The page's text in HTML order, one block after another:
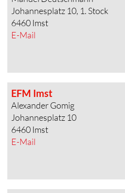
Johannesplatz 10, 1. Stock
6460 Imst
E-Mail
EFM Imst
Alexander Gomig
Johannesplatz 10
6460 Imst
E-Mail